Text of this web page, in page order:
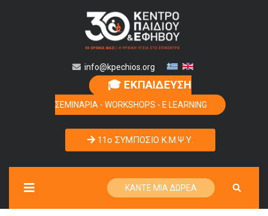
info@kpechios.org
🎓 ΕΚΠΑΙΔΕΥΣΗ
ΣΕΜΙΝΑΡΙΑ - WORKSHOPS - E LEARNING
11o ΣΥΜΠΟΣΙΟ Κ.Μ.Ψ.Υ.
ΚΑΝΤΕ ΜΙΑ ΔΩΡΕΑ